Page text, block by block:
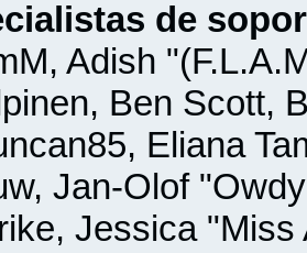
de
Adish
Ben Scott,
Eliana
Jan-Olof
Jessica